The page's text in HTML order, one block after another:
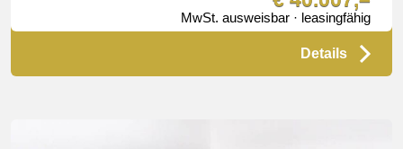
MwSt. ausweisbar · leasingfähig
Details